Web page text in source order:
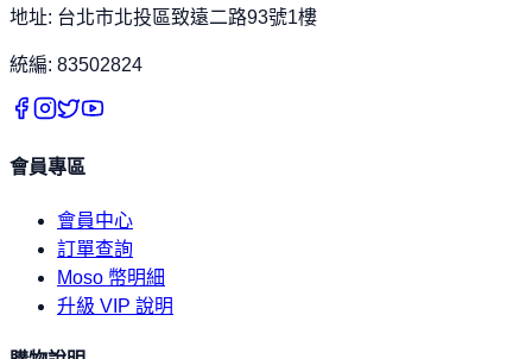
地址: 台北市北投區致遠二路93號1樓
統編: 83502824
會員專區
會員中心
訂單查詢
Moso 幣明細
升級 VIP 說明